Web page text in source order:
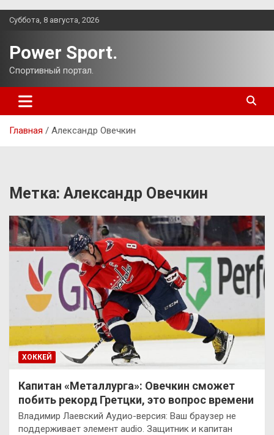
Перейти
Суббота, 8 августа, 2026
Power Sport.
Спортивный портал.
Главная Александр Овечкин
Метка: Александр Овечкин
ХОККЕЙ
Капитан «Металлурга»: Овечкин сможет
побить рекорд Гретцки, это вопрос времени
Владимир Лаевский Аудио-версия: Ваш браузер не
поддерживает элемент audio. Защитник и капитан